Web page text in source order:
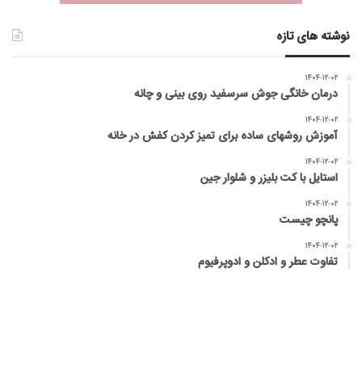
نوشته های تازه
۱۴۰۴-۱۲-۰۲
درمان خانگی جوش سرسفید روی بینی و چانه
۱۴۰۴-۱۲-۰۲
آموزش روشهای ساده برای تمیز کردن کفش در خانه
۱۴۰۴-۱۲-۰۲
استایل با کت بلیزر و شلوار جین
۱۴۰۴-۱۲-۰۲
پانچو چیست
۱۴۰۴-۱۲-۰۲
تفاوت عطر و ادکلن و ادوپرفیوم